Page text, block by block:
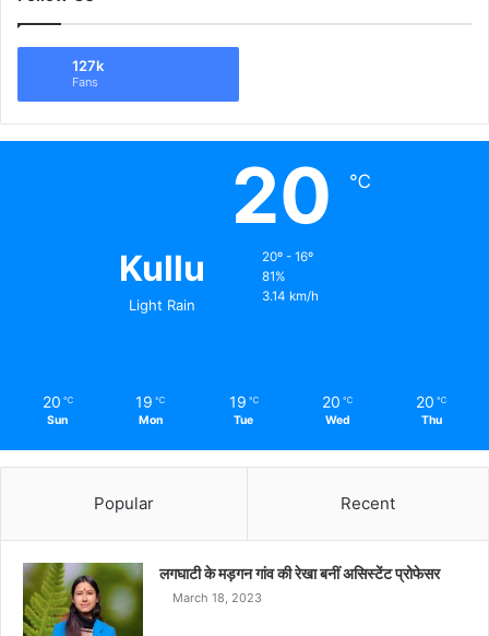
127k
Fans
Kullu
Light Rain
20 ℃
20º - 16º
81%
3.14 km/h
20 ℃
Sun
19 ℃
Mon
19 ℃
Tue
20 ℃
Wed
20 ℃
Thu
Popular Recent
लगघाटी के मड़गन गांव की रेखा बनीं असिस्टेंट प्रोफेसर
March 18, 2023